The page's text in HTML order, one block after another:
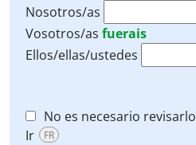
Nosotros/as
Vosotros/as fuerais
Ellos/ellas/ustedes
No es necesario revisarlo
Ir
FR